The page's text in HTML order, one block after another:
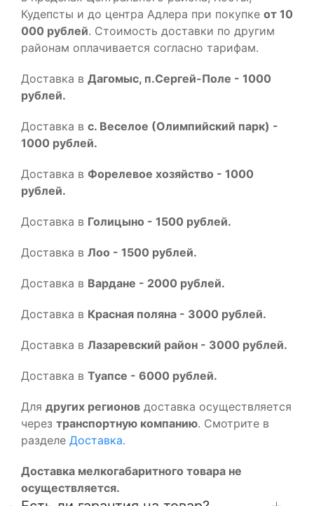
Кудепсты и до центра Адлера при покупке от 10
000 рублей. Стоимость доставки по другим
районам оплачивается согласно тарифам.
Доставка в Дагомыс, п.Сергей-Поле - 1000
рублей.
Доставка в с. Веселое (Олимпийский парк) -
1000 рублей.
Доставка в Форелевое хозяйство - 1000
рублей.
Доставка в Голицыно - 1500 рублей.
Доставка в Лоо - 1500 рублей.
Доставка в Вардане - 2000 рублей.
Доставка в Красная поляна - 3000 рублей.
Доставка в Лазаревский район - 3000 рублей.
Доставка в Туапсе - 6000 рублей.
Для других регионов доставка осуществляется
через транспортную компанию. Смотрите в
разделе Доставка.
Доставка мелкогабаритного товара не
осуществляется.